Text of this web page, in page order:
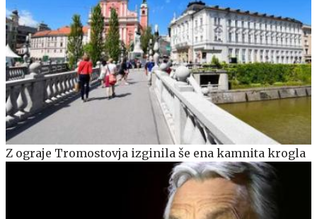
Z ograje Tromostovja izginila še ena kamnita krogla